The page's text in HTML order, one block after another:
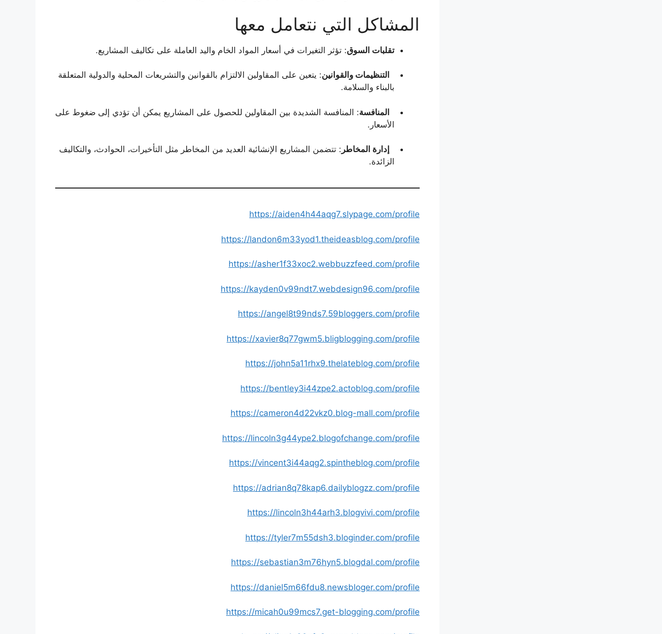
المشاكل التي نتعامل معها
تقلبات السوق: تؤثر التغيرات في أسعار المواد الخام واليد العاملة على تكاليف المشاريع.
التنظيمات والقوانين: يتعين على المقاولين الالتزام بالقوانين والتشريعات المحلية والدولية المتعلقة
بالبناء والسلامة.
المنافسة: المنافسة الشديدة بين المقاولين للحصول على المشاريع يمكن أن تؤدي إلى ضغوط على
الأسعار.
إدارة المخاطر : تتضمن المشاريع الإنشائية العديد من المخاطر مثل التأخيرات، الحوادث، والتكاليف
الزائدة.
https://aiden4h44aqg7.slypage.com/profile
https://landon6m33yod1.theideasblog.com/profile
https://asher1f33xoc2.webbuzzfeed.com/profile
https://kayden0v99ndt7.webdesign96.com/profile
https://angel8t99nds7.59bloggers.com/profile
https://xavier8q77gwm5.bligblogging.com/profile
https://john5a11rhx9.thelateblog.com/profile
https://bentley3i44zpe2.actoblog.com/profile
https://cameron4d22vkz0.blog-mall.com/profile
https://lincoln3g44ype2.blogofchange.com/profile
https://vincent3i44aqg2.spintheblog.com/profile
https://adrian8q78kap6.dailyblogzz.com/profile
https://lincoln3h44arh3.blogvivi.com/profile
https://tyler7m55dsh3.bloginder.com/profile
https://sebastian3m76hyn5.blogdal.com/profile
https://daniel5m66fdu8.newsbloger.com/profile
https://micah0u99mcs7.get-blogging.com/profile